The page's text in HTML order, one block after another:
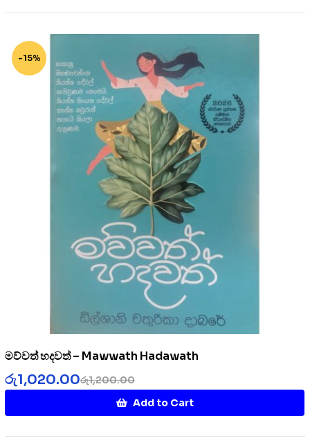
-15%
මව්වත් හදවත් – Mawwath Hadawath
රු1,200.00
රු1,020.00
Add to Cart